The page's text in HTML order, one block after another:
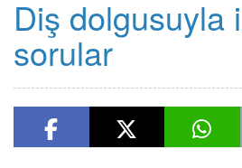
Diş dolgusuyla
sorular